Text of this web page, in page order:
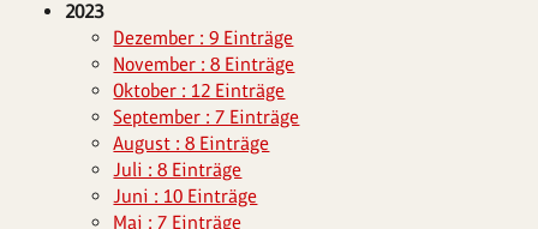
2023
Dezember : 9 Einträge
November : 8 Einträge
Oktober : 12 Einträge
September : 7 Einträge
August : 8 Einträge
Juli : 8 Einträge
Juni : 10 Einträge
Mai : 7 Einträge